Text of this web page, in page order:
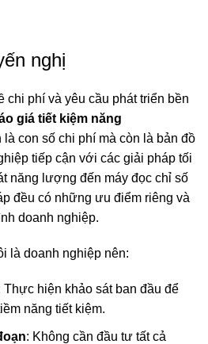
nghị
chi phí và yêu cầu phát triển bền
giá tiết kiệm năng
là con số chi phí mà còn là bản đồ
tiếp cận với các giải pháp tối
năng lượng đến máy đọc chỉ số
đều có những ưu điểm riêng và
doanh nghiệp.
là doanh nghiệp nên:
Thực hiện khảo sát ban đầu để
năng tiết kiệm.
: Không cần đầu tư tất cả